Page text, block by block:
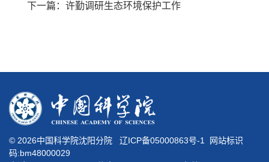
下一篇：许勤调研生态环境保护工作
© 2026中国科学院沈阳分院 辽ICP备05000863号-1 网站标识
码:bm48000029